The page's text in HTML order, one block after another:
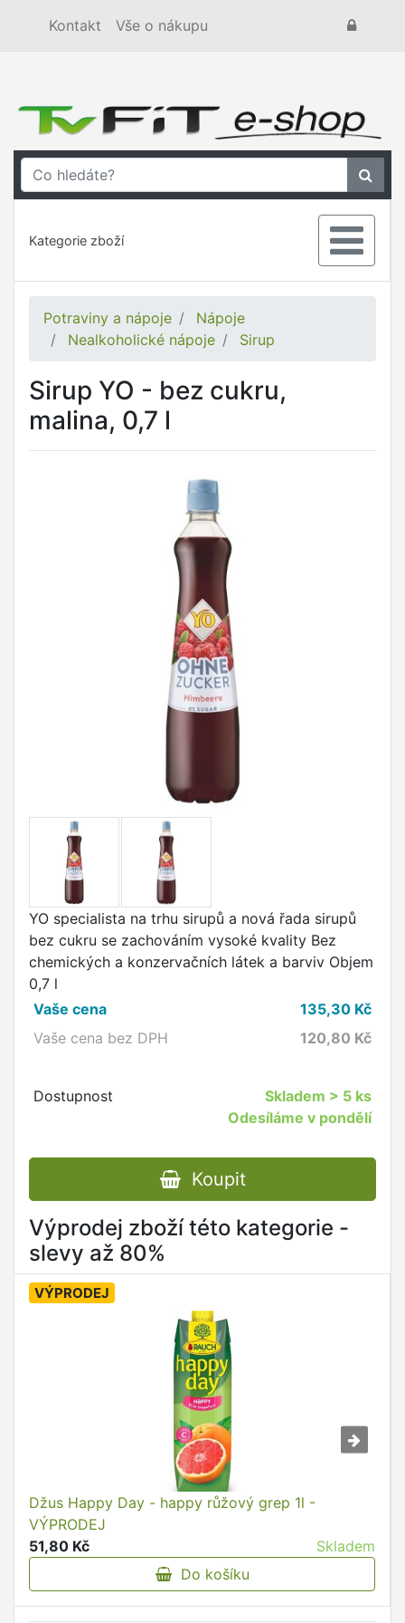
Kontakt Vše o nákupu
Kategorie zboží
Potraviny a nápoje
Nápoje
Nealkoholické nápoje
Sirup
Sirup YO - bez cukru,
malina, 0,7 l
YO specialista na trhu sirupů a nová řada sirupů
bez cukru se zachováním vysoké kvality Bez
chemických a konzervačních látek a barviv Objem
0,7 l
Vaše cena
135,30 Kč
Vaše cena bez DPH
120,80 Kč
Dostupnost Skladem > 5 ks
Odesíláme v pondělí
Koupit
Výprodej zboží této kategorie -
slevy až 80%
VÝPRODEJ
Džus Happy Day - happy růžový grep 1l -
VÝPRODEJ
51,80 Kč
Skladem
Do košíku